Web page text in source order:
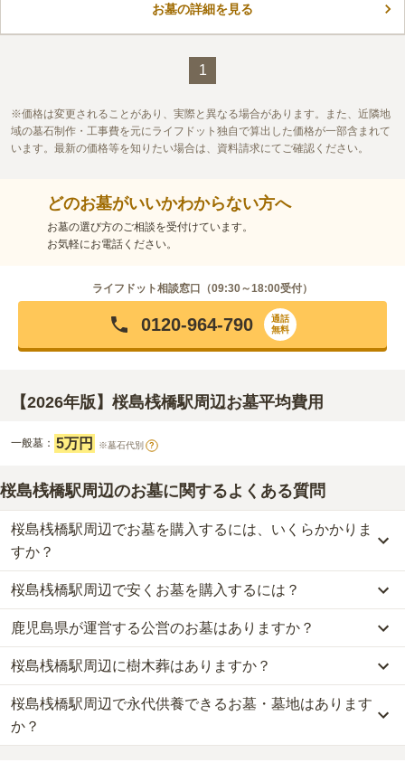
のデザインに拘りたい方でも安心です。 墓域内の道はコンクリ
この霊園はまだ誰からも評価されていません。
お墓の詳細を見る
1
価格は変更されることがあり、実際と異なる場合があります。また、近隣地
域の墓石制作・工事費を元にライフドット独自で算出した価格が一部含まれて
います。最新の価格等を知りたい場合は、資料請求にてご確認ください。
どのお墓がいいかわからない方へ
お墓の選び方のご相談を受付けています。
お気軽にお電話ください。
ライフドット相談窓口（09:30～18:00受付）
0120-964-790
通話
無料
【2026年版】桜島桟橋駅周辺お墓平均費用
一般墓： 5万円 ※墓石代別 ?
桜島桟橋駅周辺のお墓に関するよくある質問
桜島桟橋駅周辺でお墓を購入するには、いくらかかりま
すか？
桜島桟橋駅周辺での購入費用の目安は、一般墓が約250万円
です。
一般墓を建てる場合は、「永代使用料（土地代）」と「墓石代」の
2つが主な費用となります。
桜島桟橋駅周辺の一般墓の永代使用料の平均は5万円で、墓石代は
鹿児島県の平均245.7万円です。いずれも区画の広さや墓石の大き
なお、お墓によっては以下の費用が別途かかる場合があります。
桜島桟橋駅周辺で安くお墓を購入するには？
桜島桟橋駅周辺で一番安価なお墓は、鹿児島市営 坂元墓地
一般墓
で、5万円(墓石代別)からお求めいただけます。
一般的に最も費用を抑えられるのは、他の方のご遺骨と一緒に埋葬
する「合祀墓（ごうしぼ）」と呼ばれるタイプです。個別のお墓に
比べて省スペースで管理の手間がかからないため、費用が安く設定
されています。
価格の目安は、1名あたり5万円〜30万円程度です。
鹿児島県が運営する公営のお墓はありますか？
桜島桟橋駅周辺には、鹿児島県が運営する公営の霊園が
件ありま
す。
鹿児島市営 坂元墓地、鹿児島市営別ヶ迫墓地 、鹿児島市営興国寺墓
地などが代表的です。
桜島桟橋駅周辺に樹木葬はありますか？
桜島桟橋駅周辺には、樹木葬の掲載がありません。
自然葬をお考えの場合は、海洋散骨もご検討ください。
桜島桟橋駅周辺で永代供養できるお墓・墓地はあります
か？